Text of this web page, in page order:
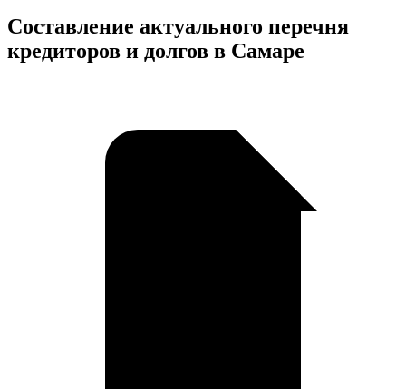
и
долгов
в
Составление актуального перечня
кредиторов и долгов в Самаре